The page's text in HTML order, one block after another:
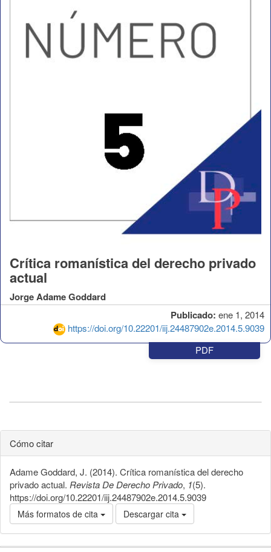
Publicado: ene 1, 2014
https://doi.org/10.22201/iij.24487902e.2014.5.9039
Crítica romanística del derecho privado
actual
Jorge Adame Goddard
PDF
Cómo citar
Adame Goddard, J. (2014). Crítica romanística del derecho
privado actual. Revista De Derecho Privado, 1(5).
https://doi.org/10.22201/iij.24487902e.2014.5.9039
Más formatos de cita Descargar cita